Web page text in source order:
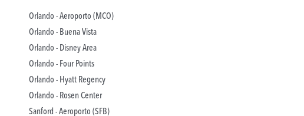
Orlando - Aeroporto (MCO)
Orlando - Buena Vista
Orlando - Disney Area
Orlando - Four Points
Orlando - Hyatt Regency
Orlando - Rosen Center
Sanford - Aeroporto (SFB)